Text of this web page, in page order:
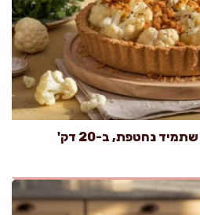
כרובית פשטידה מפנקת שתמיד נחטפת, ב-20 דק'